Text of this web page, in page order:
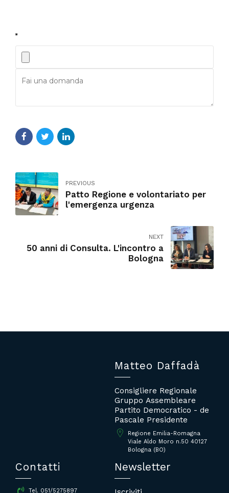
PREVIOUS
Patto Regione e volontariato per
l'emergenza urgenza
NEXT
50 anni di Consulta. L'incontro a
Bologna
Matteo Daffadà
Consigliere Regionale
Gruppo Assembleare
Partito Democratico - de
Pascale Presidente
Regione Emilia-Romagna
Viale Aldo Moro n.50 40127
Bologna (BO)
Contatti
Tel. 051/5275897
Newsletter